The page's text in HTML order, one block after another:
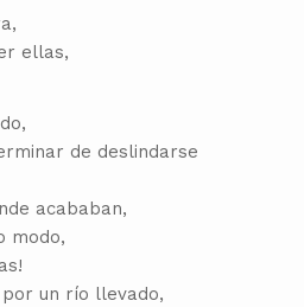
ellas,
de deslindarse
acababan,
modo,
un río llevado,